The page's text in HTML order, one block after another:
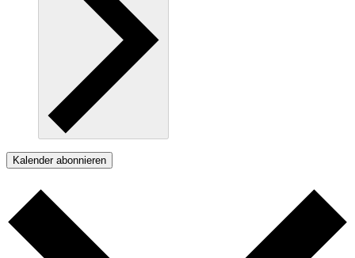
Kalender abonnieren